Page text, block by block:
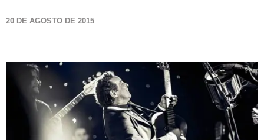
20 DE AGOSTO DE 2015